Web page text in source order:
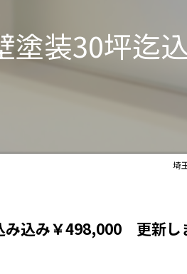
塗装30坪迄
埼
み込み￥498,000 更新し